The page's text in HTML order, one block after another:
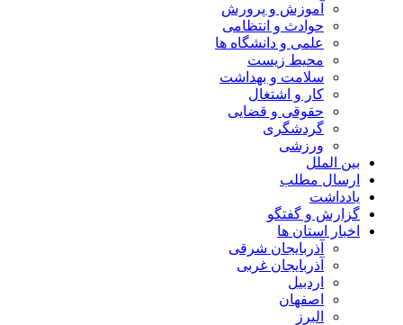
آموزش و پرورش
حوادث و انتظامی
علمی و دانشگاه ها
محیط زیست
سلامت و بهداشت
کار و اشتغال
حقوقی و قضایی
گردشگری
ورزشی
بین الملل
ارسال مطلب
یادداشت
گزارش و گفتگو
اخبار استان ها
آذربایجان شرقی
آذربایجان غربی
اردبیل
اصفهان
البرز